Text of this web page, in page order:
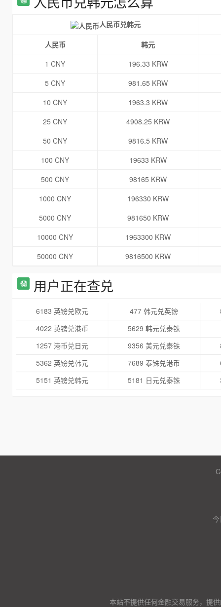
人民币兑韩元
人民币
韩元
1 CNY
196.33 KRW
5 CNY
981.65 KRW
10 CNY
1963.3 KRW
25 CNY
4908.25 KRW
50 CNY
9816.5 KRW
100 CNY
19633 KRW
500 CNY
98165 KRW
1000 CNY
196330 KRW
5000 CNY
981650 KRW
10000 CNY
1963300 KRW
50000 CNY
9816500 KRW
用户正在查兑
6183 英镑兑欧元 477 韩元兑英镑
4022 英镑兑港币
5629 韩元兑泰铢
1257 港币兑日元
9356 美元兑泰铢
5362 英镑兑韩元
7689 泰铢兑港币
5151 英镑兑韩元
5181 日元兑泰铢
本站不提供任何金融交易服务，提